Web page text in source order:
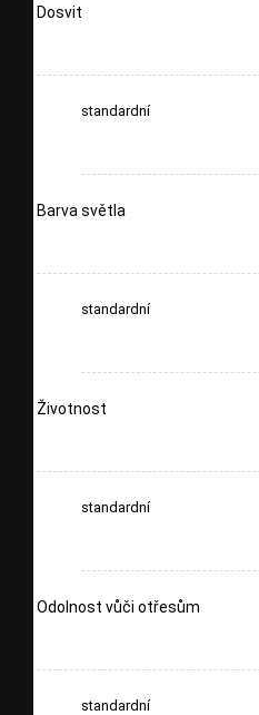
Dosvit
standardní
Barva světla
standardní
Životnost
standardní
Odolnost vůči otřesům
standardní